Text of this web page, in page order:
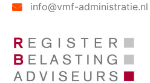
info@vmf-administratie.nl